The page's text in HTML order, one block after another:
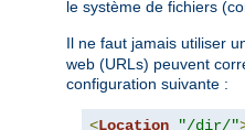
le système de fichiers
Il ne faut jamais utiliser
web (URLs) peuvent
configuration suivante :
<Location "/dir/"